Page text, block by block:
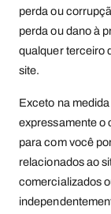
perda ou
perda ou dano à
qualquer terceiro
site.
Exceto na
expressamente o
para com você
relacionados ao
comercializados